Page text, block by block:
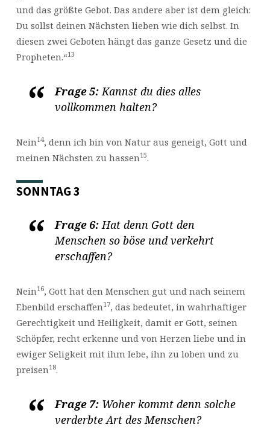
und das größte Gebot. Das andere aber ist dem gleich:
Du sollst deinen Nächsten lieben wie dich selbst. In
diesen zwei Geboten hängt das ganze Gesetz und die
Propheten.“13
Frage 5:Kannst du dies alles
vollkommen halten?
Nein14, denn ich bin von Natur aus geneigt, Gott und
meinen Nächsten zu hassen15.
SONNTAG 3
Frage 6:Hat denn Gott den
Menschen so böse und verkehrt
erschaffen?
Nein16, Gott hat den Menschen gut und nach seinem
Ebenbild erschaffen17, das bedeutet, in wahrhaftiger
Gerechtigkeit und Heiligkeit, damit er Gott, seinen
Schöpfer, recht erkenne und von Herzen liebe und in
ewiger Seligkeit mit ihm lebe, ihn zu loben und zu
preisen18.
Frage 7:Woher kommt denn solche
verderbte Art des Menschen?